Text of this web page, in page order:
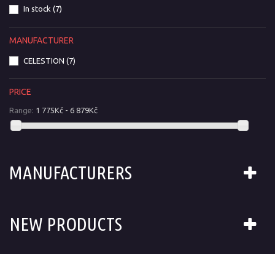
In stock (7)
MANUFACTURER
CELESTION (7)
PRICE
Range: 1 775Kč - 6 879Kč
MANUFACTURERS
NEW PRODUCTS